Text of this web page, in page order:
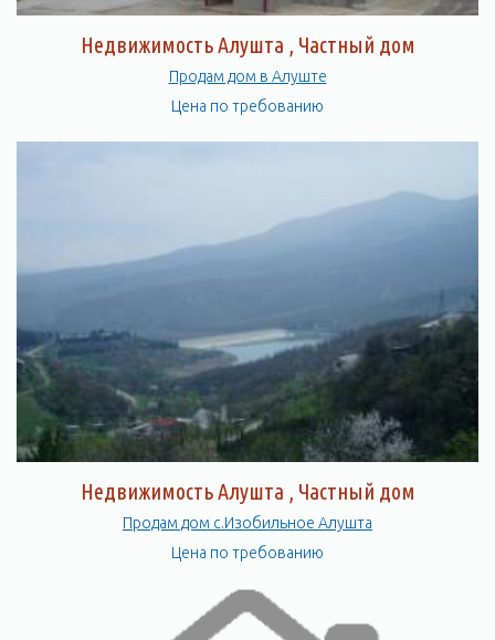
Недвижимость Алушта , Частный дом
Продам дом в Алуште
Цена по требованию
Недвижимость Алушта , Частный дом
Продам дом с.Изобильное Алушта
Цена по требованию